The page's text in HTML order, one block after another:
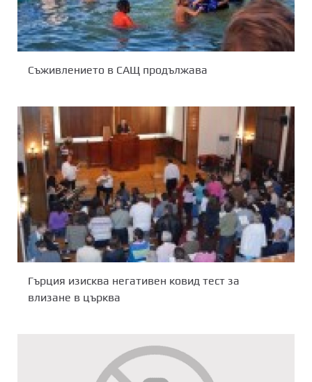
Съживлението в САЩ продължава
Гърция изисква негативен ковид тест за
влизане в църква